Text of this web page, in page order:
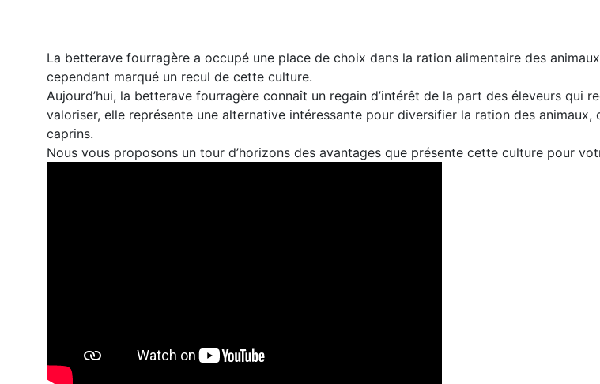
La betterave fourragère a occupé une place de choix dans la ration alimentaire des
cependant marqué un recul de cette culture.
Aujourd’hui, la betterave fourragère connaît un regain d’intérêt de la part des éleveurs qui
valoriser, elle représente une alternative intéressante pour diversifier la ration des animaux,
caprins.
Nous vous proposons un tour d’horizons des avantages que présente cette culture pour